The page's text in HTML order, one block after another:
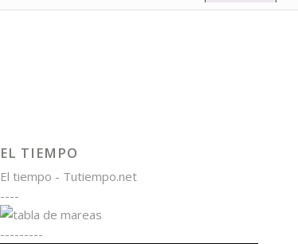
EL TIEMPO
El tiempo - Tutiempo.net
----
---------